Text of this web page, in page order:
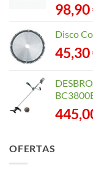
98,90
Disco
45,30
OFERTAS